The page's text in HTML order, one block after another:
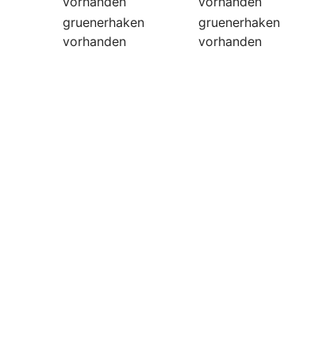
gruenerhaken
vorhanden
gruenerhaken
vorhanden